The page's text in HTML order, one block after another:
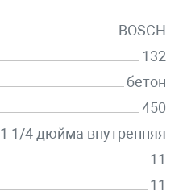
BOSCH
132
бетон
450
1 1/4 дюйма внутренняя
11
11